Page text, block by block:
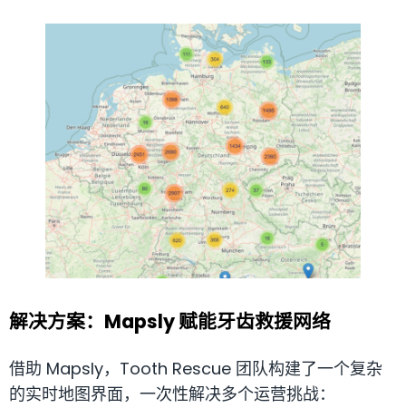
解决方案：Mapsly 赋能牙齿救援网络
借助 Mapsly，Tooth Rescue 团队构建了一个复杂
的实时地图界面，一次性解决多个运营挑战：